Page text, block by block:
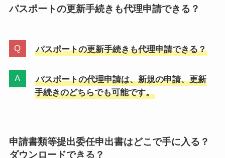
パスポートの更新手続きも代理申請できる？
パスポートの更新手続きも代理申請できる？
パスポートの代理申請は、新規の申請、更新
手続きのどちらでも可能です。
申請書類等提出委任申出書はどこで手に入る？
ダウンロードできる？